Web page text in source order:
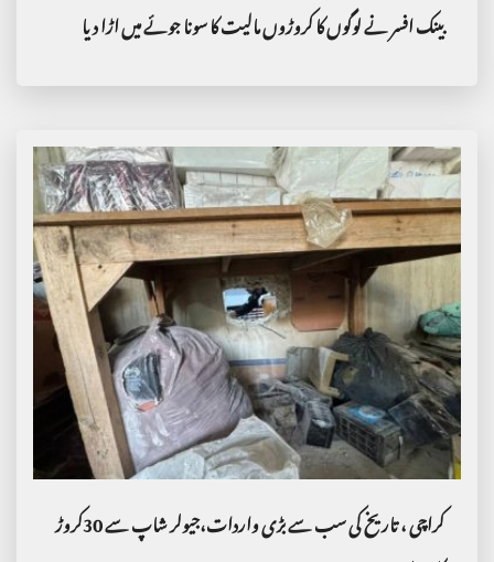
بینک افسر نے لوگوں کا کروڑوں مالیت کا سونا جوئے میں اڑا دیا
کراچی ، تاریخ کی سب سے بڑی واردات،جیولر شاپ سے 30کروڑ